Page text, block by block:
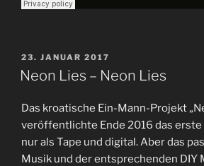
VERÖFFENTLICHT
AM
23. JANUAR 2017
Neon Lies – Neon Lies
Das kroatische Ein-Mann-Projekt
veröffentlichte Ende 2016 das erste
nur als Tape und digital. Aber das
Musik und der entsprechenden DIY